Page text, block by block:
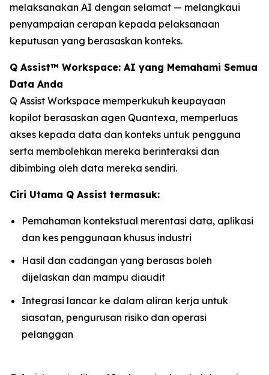
melaksanakan AI dengan selamat — melangkaui
penyampaian cerapan kepada pelaksanaan
keputusan yang berasaskan konteks.
Q Assist™ Workspace: AI yang Memahami Semua
Data Anda
Q Assist Workspace memperkukuh keupayaan
kopilot berasaskan agen Quantexa, memperluas
akses kepada data dan konteks untuk pengguna
serta membolehkan mereka berinteraksi dan
dibimbing oleh data mereka sendiri.
Ciri Utama Q Assist termasuk:
Pemahaman kontekstual merentasi data, aplikasi
dan kes penggunaan khusus industri
Hasil dan cadangan yang berasas boleh
dijelaskan dan mampu diaudit
Integrasi lancar ke dalam aliran kerja untuk
siasatan, pengurusan risiko dan operasi
pelanggan